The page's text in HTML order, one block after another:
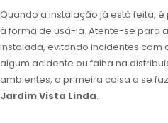
Quando a instalação já está feita,
à forma de usá-la. Atente-se para
instalada, evitando incidentes com
algum acidente ou falha na
ambientes, a primeira coisa a se
Jardim Vista Linda.